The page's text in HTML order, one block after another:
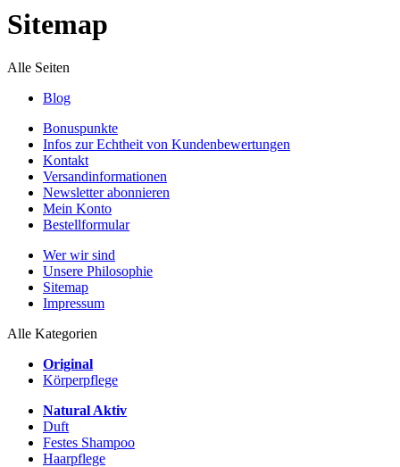
Sitemap
Alle Seiten
Blog
Bonuspunkte
Infos zur Echtheit von Kundenbewertungen
Kontakt
Versandinformationen
Newsletter abonnieren
Mein Konto
Bestellformular
Wer wir sind
Unsere Philosophie
Sitemap
Impressum
Alle Kategorien
Original
Körperpflege
Natural Aktiv
Duft
Festes Shampoo
Haarpflege